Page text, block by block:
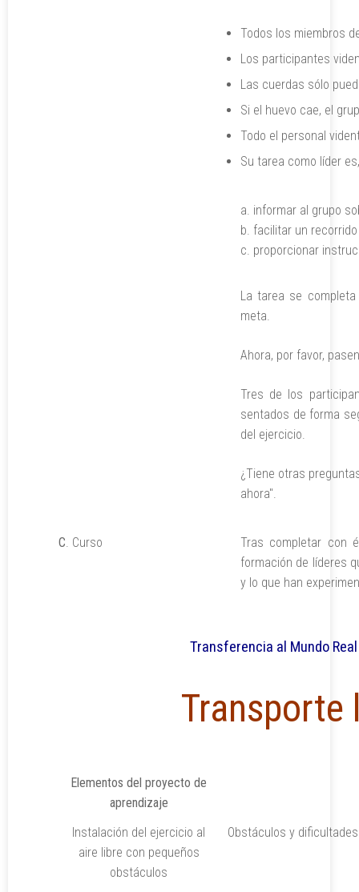
Todos los miembros
Los participantes
Las cuerdas sólo
Si el huevo cae, el
Todo el personal
Su tarea como líder es,
informar al grupo
facilitar un
proporcionar
La tarea se
meta.
Ahora, por favor,
Tres de los
sentados de forma
del ejercicio.
¿Tiene otras
ahora".
C. Curso
Tras completar con
formación de líderes
y lo que han
Transferencia al Mundo
Transporte
Elementos del proyecto de
aprendizaje
Instalación del ejercicio al
aire libre con pequeños
obstáculos
Obstáculos y